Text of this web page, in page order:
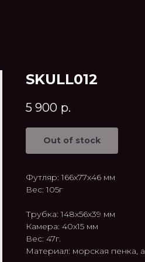
SKULL012
5 900 р.
Out of stock
Футляр: 166x77x46 мм
Вес: 105г
Трубка: 148x56x39 мм
Камера: 40x15 мм
Вес: 47г.
Материал: морская пенка,